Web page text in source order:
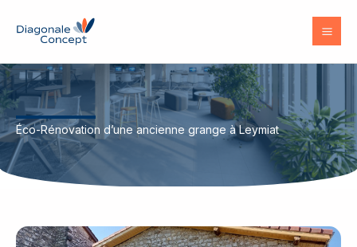
contenu
Éco-Rénovation d’une ancienne grange à Leymiat